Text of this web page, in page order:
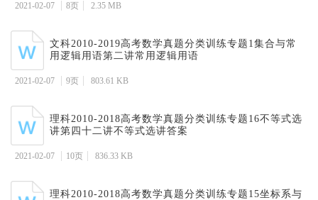
2021-02-07 8页 2.35 MB
文科2010-2019高考数学真题分类训练专题1集合与常
用逻辑用语第二讲常用逻辑用语
2021-02-07 9页 803.61 KB
理科2010-2018高考数学真题分类训练专题16不等式选
讲第四十二讲不等式选讲答案
2021-02-07 10页 836.33 KB
理科2010-2018高考数学真题分类训练专题15坐标系与